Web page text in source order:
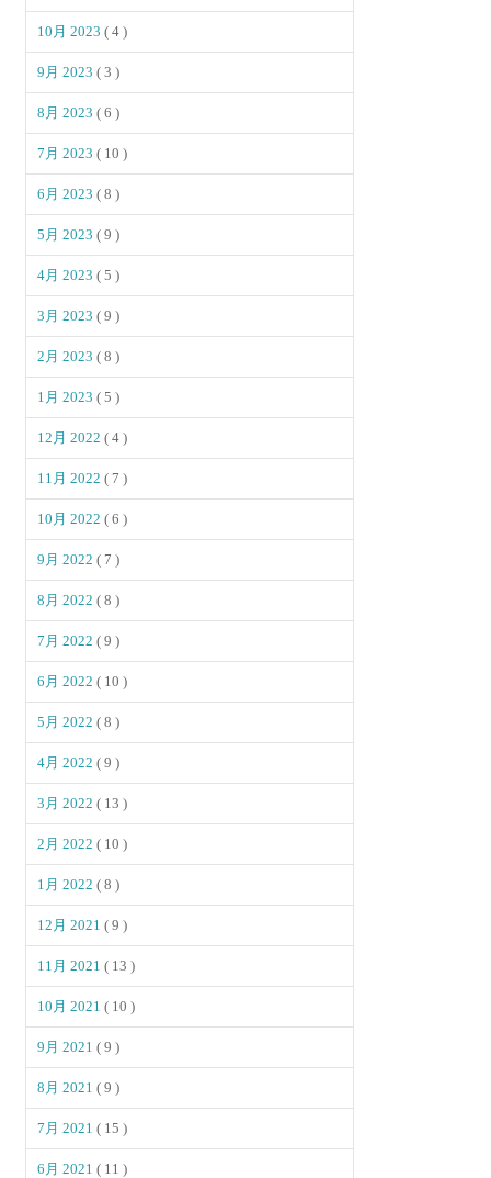
10月 2023( 4 )
9月 2023( 3 )
8月 2023( 6 )
7月 2023( 10 )
6月 2023( 8 )
5月 2023( 9 )
4月 2023( 5 )
3月 2023( 9 )
2月 2023( 8 )
1月 2023( 5 )
12月 2022( 4 )
11月 2022( 7 )
10月 2022( 6 )
9月 2022( 7 )
8月 2022( 8 )
7月 2022( 9 )
6月 2022( 10 )
5月 2022( 8 )
4月 2022( 9 )
3月 2022( 13 )
2月 2022( 10 )
1月 2022( 8 )
12月 2021( 9 )
11月 2021( 13 )
10月 2021( 10 )
9月 2021( 9 )
8月 2021( 9 )
7月 2021( 15 )
6月 2021( 11 )